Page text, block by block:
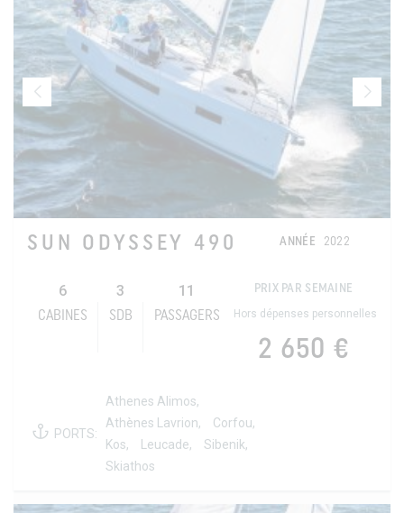
SUN ODYSSEY 490 ANNÉE 2022
6
CABINES
3
SDB
11
PASSAGERS
PRIX PAR SEMAINE
Hors dépenses personnelles
2 650 €
PORTS:
Athenes Alimos,
Athènes Lavrion,
Corfou,
Kos,
Leucade,
Sibenik,
Skiathos